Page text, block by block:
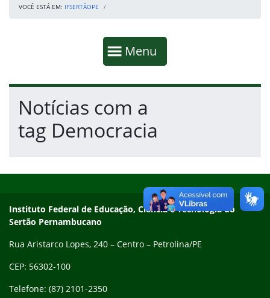
VOCÊ ESTÁ EM: IFSERTÃOPE
Mostrar
Menu
Fim da navegação
Início do conteúdo
Notícias com a
tag Democracia
Endereço
Instituto Federal de Educação, Ciência e Tecnologia do
Sertão Pernambucano
Rua Aristarco Lopes, 240 – Centro – Petrolina/PE
CEP: 56302-100
Telefone: (87) 2101-2350